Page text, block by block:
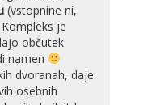
(vstopnine ni,
je
občutek
namen
dvoranah, daje
osebnih